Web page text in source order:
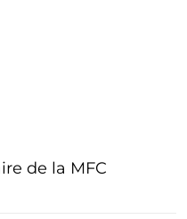
de la MFC